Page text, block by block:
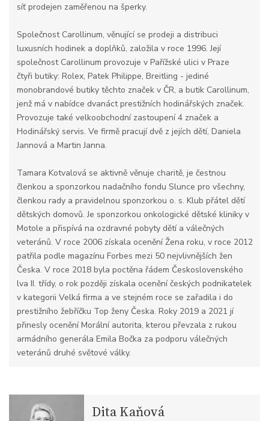
síť prodejen zaměřenou na šperky.
Společnost Carollinum, věnující se prodeji a distribuci
luxusních hodinek a doplňků, založila v roce 1996. Její
společnost Carollinum provozuje v Pařížské ulici v Praze
čtyři butiky: Rolex, Patek Philippe, Breitling - jediné
monobrandové butiky těchto značek v ČR, a butik Carollinum,
jenž má v nabídce dvanáct prestižních hodinářských značek.
Provozuje také velkoobchodní zastoupení 4 značek a
Hodinářský servis. Ve firmě pracují dvě z jejích dětí, Daniela
Jannová a Martin Janna.
Tamara Kotvalová se aktivně věnuje charitě, je čestnou
členkou a sponzorkou nadačního fondu Slunce pro všechny,
členkou rady a pravidelnou sponzorkou o. s. Klub přátel dětí
dětských domovů. Je sponzorkou onkologické dětské kliniky v
Motole a přispívá na ozdravné pobyty dětí a válečných
veteránů. V roce 2006 získala ocenění Žena roku, v roce 2012
patřila podle magazínu Forbes mezi 50 nejvlivnějších žen
Česka. V roce 2018 byla poctěna řádem Československého
lva II. třídy, o rok později získala ocenění českých podnikatelek
v kategorii Velká firma a ve stejném roce se zařadila i do
prestižního žebříčku Top ženy Česka. Roky 2019 a 2021 jí
přinesly ocenění Morální autorita, kterou převzala z rukou
armádního generála Emila Bočka za podporu válečných
veteránů druhé světové války.
Dita Kaňová